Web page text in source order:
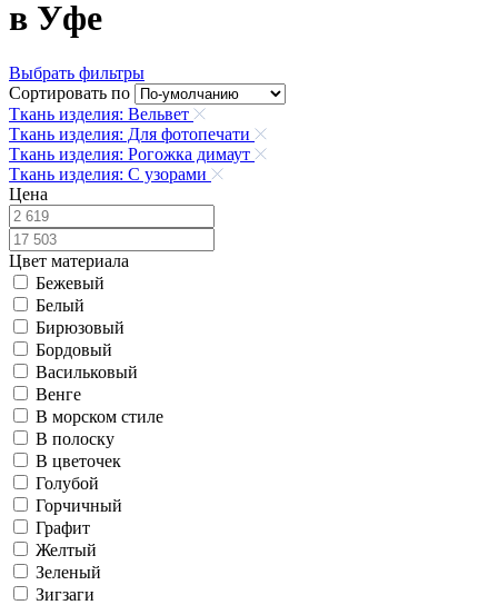
в Уфе
Выбрать фильтры
Сортировать по
Ткань изделия: Вельвет
Ткань изделия: Для фотопечати
Ткань изделия: Рогожка димаут
Ткань изделия: С узорами
Цена
Цвет материала
Бежевый
Белый
Бирюзовый
Бордовый
Васильковый
Венге
В морском стиле
В полоску
В цветочек
Голубой
Горчичный
Графит
Желтый
Зеленый
Зигзаги